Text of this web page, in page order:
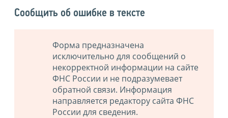
Сообщить об ошибке в тексте
Форма предназначена
исключительно для сообщений о
некорректной информации на сайте
ФНС России и не подразумевает
обратной связи. Информация
направляется редактору сайта ФНС
России для сведения.